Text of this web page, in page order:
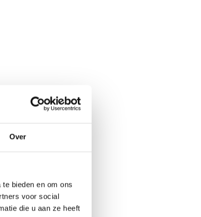
Over
bieden en om ons
voor social
die u aan ze heeft